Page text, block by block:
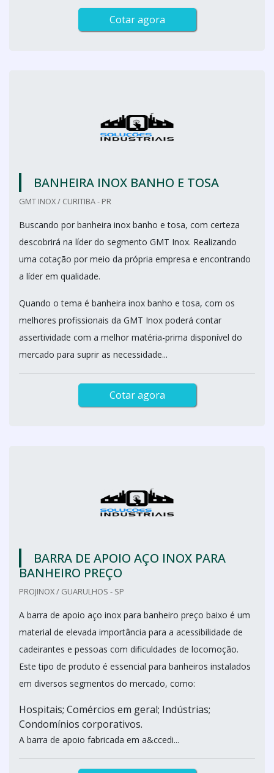
Cotar agora
BANHEIRA INOX BANHO E TOSA
GMT INOX / CURITIBA - PR
Buscando por banheira inox banho e tosa, com certeza
descobrirá na líder do segmento GMT Inox. Realizando
uma cotação por meio da própria empresa e encontrando
a líder em qualidade.
Quando o tema é banheira inox banho e tosa, com os
melhores profissionais da GMT Inox poderá contar
assertividade com a melhor matéria-prima disponível do
mercado para suprir as necessidade...
Cotar agora
BARRA DE APOIO AÇO INOX PARA
BANHEIRO PREÇO
PROJINOX / GUARULHOS - SP
A barra de apoio aço inox para banheiro preço baixo é um
material de elevada importância para a acessibilidade de
cadeirantes e pessoas com dificuldades de locomoção.
Este tipo de produto é essencial para banheiros instalados
em diversos segmentos do mercado, como:
Hospitais; Comércios em geral; Indústrias;
Condomínios corporativos.
A barra de apoio fabricada em a&ccedi...